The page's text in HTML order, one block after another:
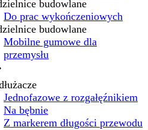
budowlane
Do prac wykończeniowych
budowlane
Mobilne gumowe dla
przemysłu
Jednofazowe z rozgałęźnikiem
Na bębnie
Z markerem długości przewodu